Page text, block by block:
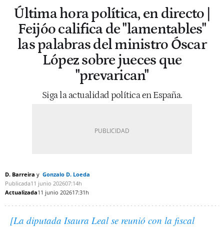
Última hora política, en directo |
Feijóo califica de "lamentables"
las palabras del ministro Óscar
López sobre jueces que
"prevarican"
Siga la actualidad política en España.
D. Barreira
Gonzalo D. Loeda
Publicada11 junio 202607:14h
Actualizada11 junio 202617:31h
[La diputada Isaura Leal se reunió con la fiscal